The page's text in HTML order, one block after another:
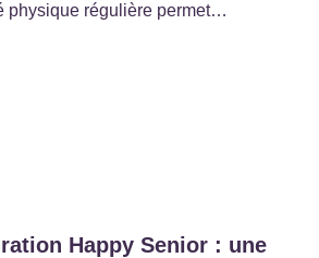
physique régulière permet…
Happy Senior : une